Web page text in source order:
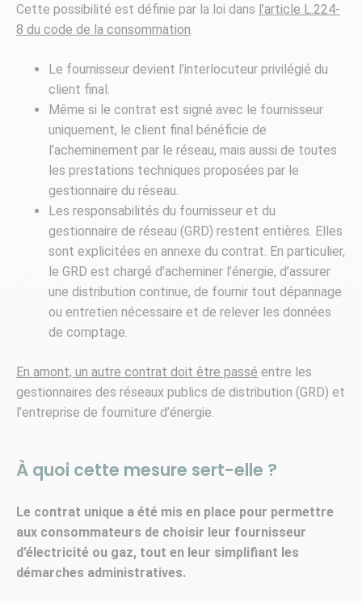
Cette possibilité est définie par la loi dans l’article L.224-
8 du code de la consommation.
Le fournisseur devient l’interlocuteur privilégié du
client final.
Même si le contrat est signé avec le fournisseur
uniquement, le client final bénéficie de
l’acheminement par le réseau, mais aussi de toutes
les prestations techniques proposées par le
gestionnaire du réseau.
Les responsabilités du fournisseur et du
gestionnaire de réseau (GRD) restent entières. Elles
sont explicitées en annexe du contrat. En particulier,
le GRD est chargé d’acheminer l’énergie, d’assurer
une distribution continue, de fournir tout dépannage
ou entretien nécessaire et de relever les données
de comptage.
En amont, un autre contrat doit être passé entre les
gestionnaires des réseaux publics de distribution (GRD) et
l’entreprise de fourniture d’énergie.
À quoi cette mesure sert-elle ?
Le contrat unique a été mis en place pour permettre
aux consommateurs de choisir leur fournisseur
d’électricité ou gaz, tout en leur simplifiant les
démarches administratives.